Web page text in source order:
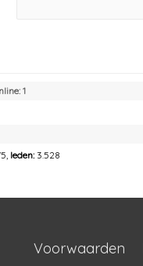
1
leden: 3.528
Voorwaarden